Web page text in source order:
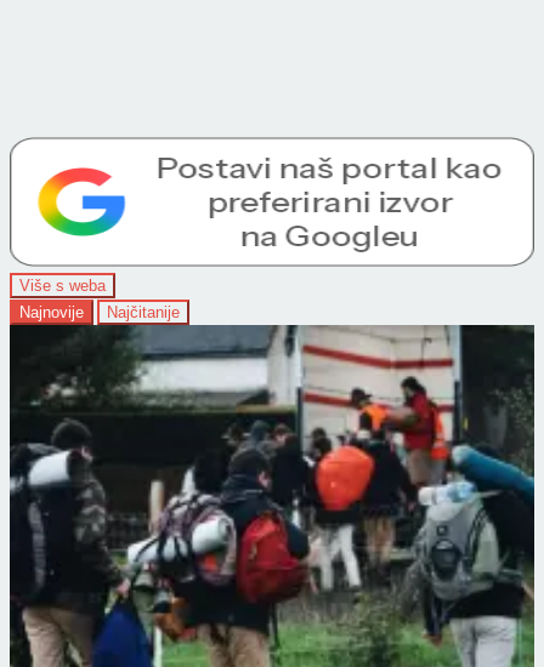
Više s weba
Najnovije
Najčitanije